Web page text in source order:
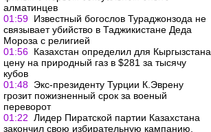
алматинцев
01:59 Известный богослов Тураджонзода не
связывает убийство в Таджикистане Деда
Мороза с религией
01:56 Казахстан определил для Кыргызстана
цену на природный газ в $281 за тысячу
кубов
01:48 Экс-президенту Турции К.Эврену
грозит пожизненный срок за военый
переворот
01:22 Лидер Пиратской партии Казахстана
закончил свою избирательную кампанию,